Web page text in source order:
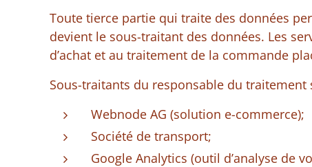
Toute tierce partie qui traite des données
devient le sous-traitant des données. Les
d’achat et au traitement de la commande
Sous-traitants du responsable du traitement
Webnode AG (solution e-commerce);
Société de transport;
Google Analytics (outil d’analyse de